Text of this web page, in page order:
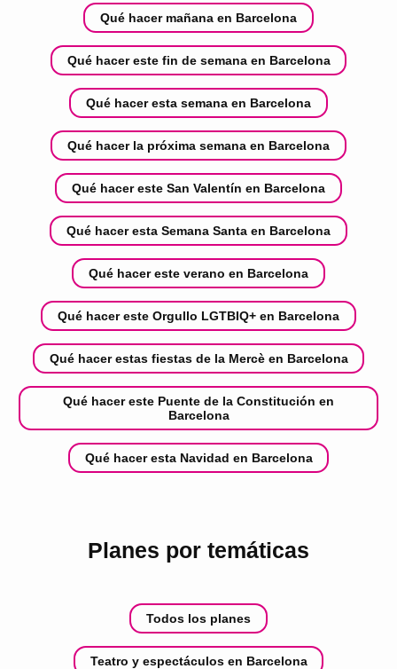
Qué hacer mañana en Barcelona
Qué hacer este fin de semana en Barcelona
Qué hacer esta semana en Barcelona
Qué hacer la próxima semana en Barcelona
Qué hacer este San Valentín en Barcelona
Qué hacer esta Semana Santa en Barcelona
Qué hacer este verano en Barcelona
Qué hacer este Orgullo LGTBIQ+ en Barcelona
Qué hacer estas fiestas de la Mercè en Barcelona
Qué hacer este Puente de la Constitución en
Barcelona
Qué hacer esta Navidad en Barcelona
Planes por temáticas
Todos los planes
Teatro y espectáculos en Barcelona